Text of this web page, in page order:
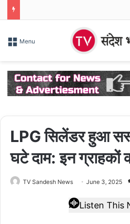
Menu
LPG सिलेंडर हुआ
घटे दाम: इन ग्राहकों
TV Sandesh News June 3, 2025
Listen This